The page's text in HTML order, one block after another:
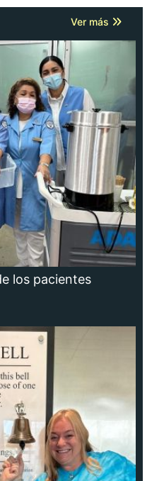
Ver más
los pacientes